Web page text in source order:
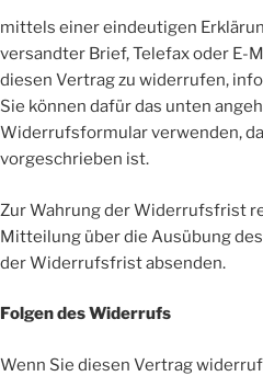
mittels einer eindeutigen
versandter Brief, Telefax oder E-
diesen Vertrag zu widerrufen,
Sie können dafür das unten
Widerrufsformular verwenden,
vorgeschrieben ist.
Zur Wahrung der Widerrufsfrist
Mitteilung über die Ausübung
der Widerrufsfrist absenden.
Folgen des Widerrufs
Wenn Sie diesen Vertrag